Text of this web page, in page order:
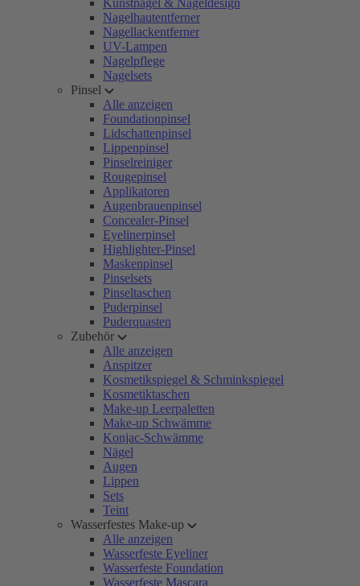
Kunstnägel & Nageldesign
Nagelhautentferner
Nagellackentferner
UV-Lampen
Nagelpflege
Nagelsets
Pinsel
Alle anzeigen
Foundationpinsel
Lidschattenpinsel
Lippenpinsel
Pinselreiniger
Rougepinsel
Applikatoren
Augenbrauenpinsel
Concealer-Pinsel
Eyelinerpinsel
Highlighter-Pinsel
Maskenpinsel
Pinselsets
Pinseltaschen
Puderpinsel
Puderquasten
Zubehör
Alle anzeigen
Anspitzer
Kosmetikspiegel & Schminkspiegel
Kosmetiktaschen
Make-up Leerpaletten
Make-up Schwämme
Konjac-Schwämme
Nägel
Augen
Lippen
Sets
Teint
Wasserfestes Make-up
Alle anzeigen
Wasserfeste Eyeliner
Wasserfeste Foundation
Wasserfeste Mascara